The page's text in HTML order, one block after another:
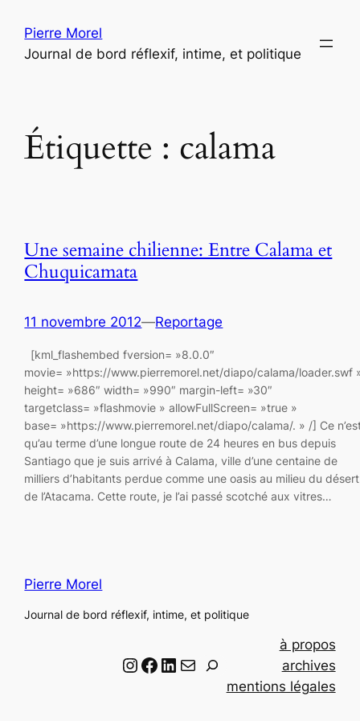
contenu
Pierre Morel
Journal de bord réflexif, intime, et politique
Étiquette : calama
Une semaine chilienne: Entre Calama et
Chuquicamata
11 novembre 2012—Reportage
[kml_flashembed fversion= »8.0.0″
movie= »https://www.pierremorel.net/diapo/calama/loader.swf
height= »686″ width= »990″ margin-left= »30″
targetclass= »flashmovie » allowFullScreen= »true »
base= »https://www.pierremorel.net/diapo/calama/. » /] Ce
qu’au terme d’une longue route de 24 heures en bus depuis
Santiago que je suis arrivé à Calama, ville d’une centaine de
milliers d’habitants perdue comme une oasis au milieu du désert
de l’Atacama. Cette route, je l’ai passé scotché aux vitres…
Pierre Morel
Journal de bord réflexif, intime, et politique
Instagram Facebook LinkedIn Email
à propos
archives
mentions légales